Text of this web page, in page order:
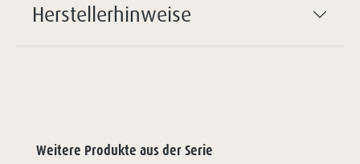
Herstellerhinweise
Weitere Produkte aus der Serie